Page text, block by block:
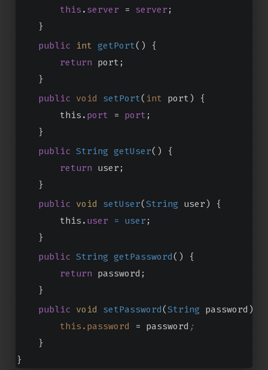
this . server = server ;
    }
public int getPort() {
return port;
    }
public void setPort( int port)
{
        this.
port = port ;
    }
public String getUser( ) {
return user;
    }
public void setUser(String user) {
        this.
user = user ;
    }
public String getPassword( ) {
return password;
    }
public void setPassword(String password ) {
this.password = password ;
    }
}